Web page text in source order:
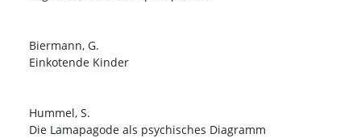
Biermann, G.
Einkotende Kinder
Hummel, S.
Die Lamapagode als psychisches Diagramm